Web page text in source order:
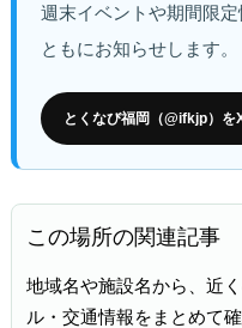
週末イベントや期間限
ともにお知らせします。
とくなび福岡（@ifkjp）を
この場所の関連記事
地域名や施設名から、近
ル・交通情報をまとめて確